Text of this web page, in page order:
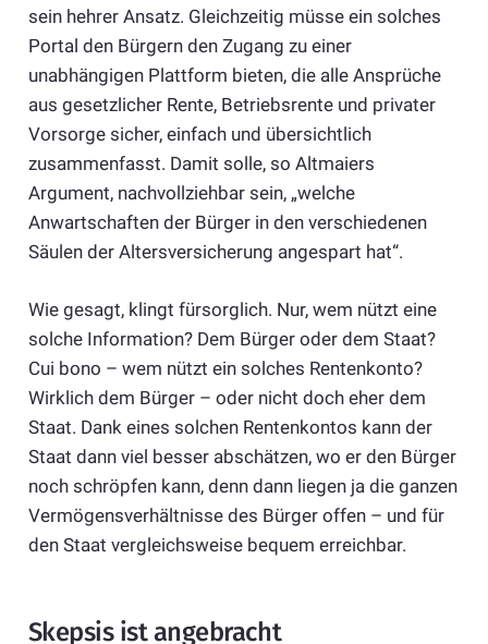
sein hehrer Ansatz. Gleichzeitig müsse ein solches
Portal den Bürgern den Zugang zu einer
unabhängigen Plattform bieten, die alle Ansprüche
aus gesetzlicher Rente, Betriebsrente und privater
Vorsorge sicher, einfach und übersichtlich
zusammenfasst. Damit solle, so Altmaiers
Argument, nachvollziehbar sein, „welche
Anwartschaften der Bürger in den verschiedenen
Säulen der Altersversicherung angespart hat“.
Wie gesagt, klingt fürsorglich. Nur, wem nützt eine
solche Information? Dem Bürger oder dem Staat?
Cui bono – wem nützt ein solches Rentenkonto?
Wirklich dem Bürger – oder nicht doch eher dem
Staat. Dank eines solchen Rentenkontos kann der
Staat dann viel besser abschätzen, wo er den Bürger
noch schröpfen kann, denn dann liegen ja die ganzen
Vermögensverhältnisse des Bürger offen – und für
den Staat vergleichsweise bequem erreichbar.
Skepsis ist angebracht